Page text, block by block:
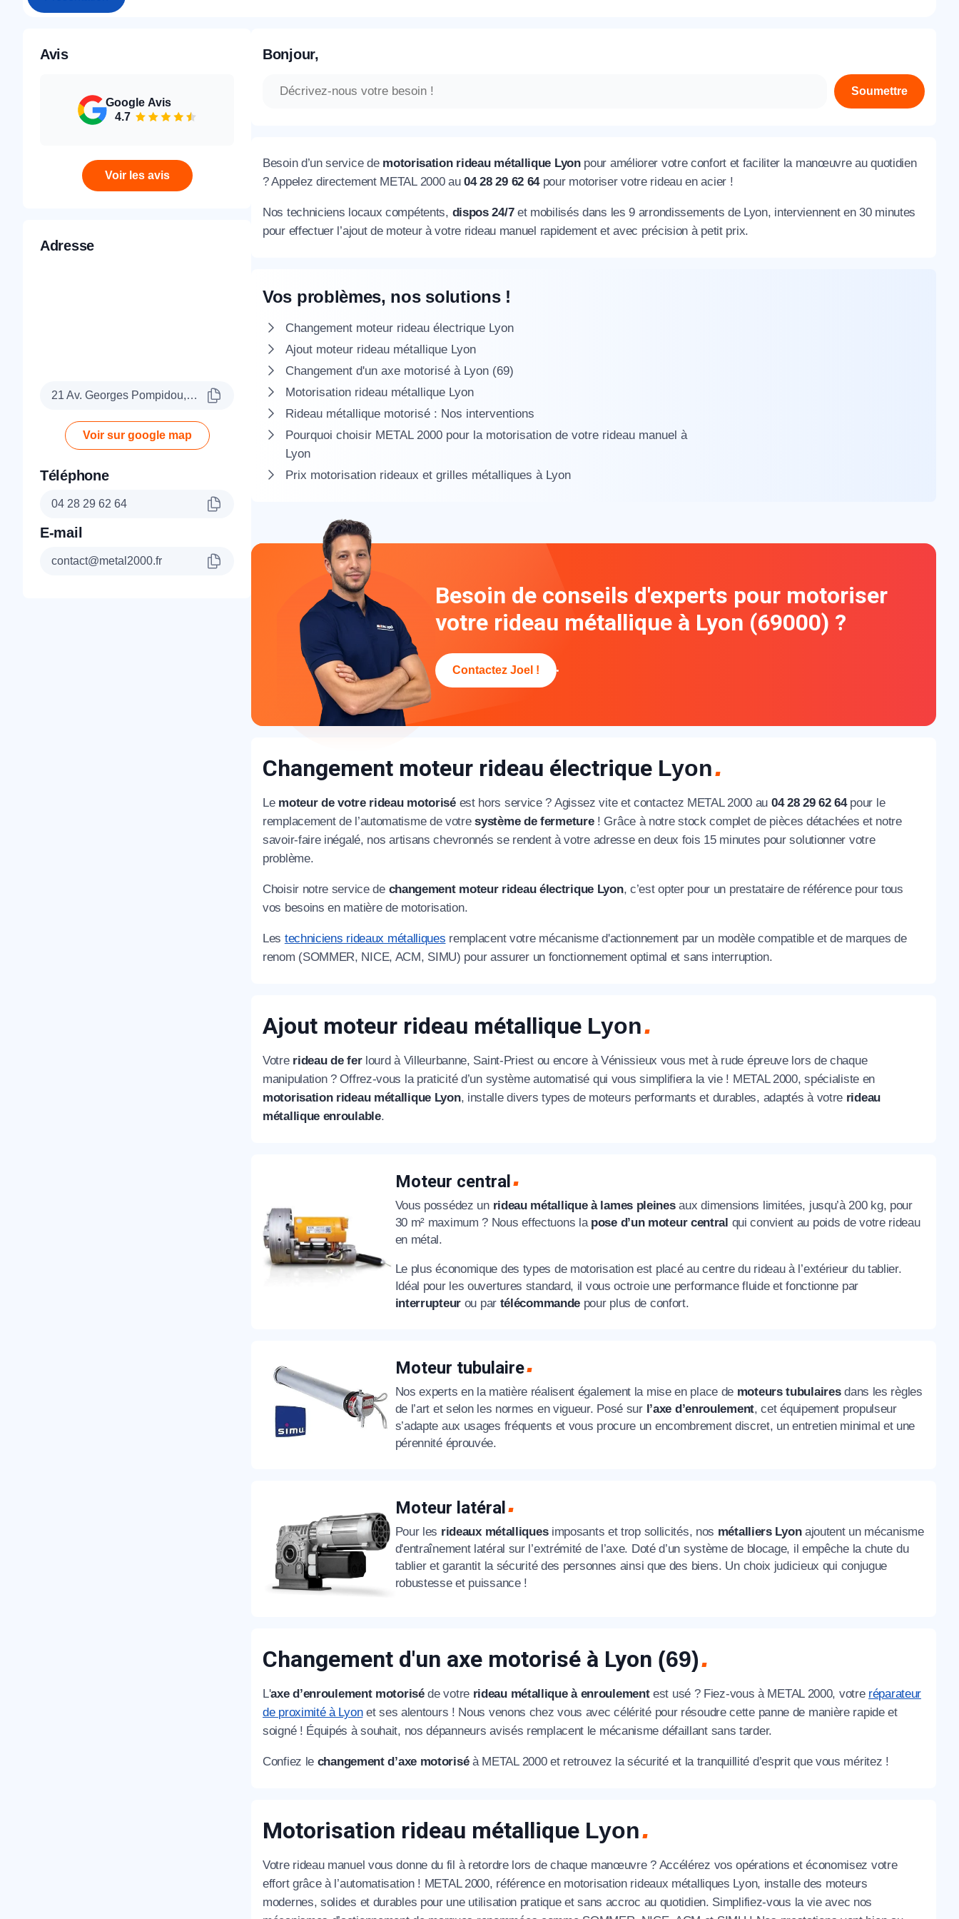
Avis
Google Avis
4.7
Voir les avis
Adresse
21 Av. Georges Pompidou, 69003 Lyon
Voir sur google map
Téléphone
04 28 29 62 64
E-mail
contact@metal2000.fr
Bonjour,
Soumettre
Besoin d’un service de motorisation rideau métallique Lyonpour améliorer votre confort et faciliter la manœuvre au quotidien
? Appelez directement METAL 2000 au04 28 29 62 64pour motoriser votre rideau en acier !
Nos techniciens locaux compétents, dispos 24/7et mobilisés dans les 9 arrondissements de Lyon, interviennent en 30 minutes
pour effectuer l’ajout de moteur à votre rideau manuel rapidement et avec précision à petit prix.
Vos problèmes, nos solutions !
Changement moteur rideau électrique Lyon
Ajout moteur rideau métallique Lyon
Changement d'un axe motorisé à Lyon (69)
Motorisation rideau métallique Lyon
Rideau métallique motorisé : Nos interventions
Pourquoi choisir METAL 2000 pour la motorisation de votre rideau manuel à
Lyon
Prix motorisation rideaux et grilles métalliques à Lyon
Besoin de conseils d'experts pour motoriser
votre rideau métallique à Lyon (69000) ?
Contactez Joel !
Changement moteur rideau électrique Lyon
Le moteur de votre rideau motoriséest hors service ? Agissez vite et contactez METAL 2000 au 04 28 29 62 64pour le
remplacement de l’automatisme de votresystème de fermeture! Grâce à notre stock complet de pièces détachées et notre
savoir-faire inégalé, nos artisans chevronnés se rendent à votre adresse en deux fois 15 minutes pour solutionner votre
problème.
Choisir notre service de changement moteur rideau électrique Lyon, c’est opter pour un prestataire de référence pour tous
vos besoins en matière de motorisation.
Les techniciens rideaux métalliques remplacent votre mécanisme d'actionnement par un modèle compatible et de marques de
renom (SOMMER, NICE, ACM, SIMU) pour assurer un fonctionnement optimal et sans interruption.
Ajout moteur rideau métallique Lyon
Votre rideau de ferlourd à Villeurbanne, Saint-Priest ou encore à Vénissieux vous met à rude épreuve lors de chaque
manipulation ? Offrez-vous la praticité d’un système automatisé qui vous simplifiera la vie ! METAL 2000, spécialiste en
motorisation rideau métallique Lyon, installe divers types de moteurs performants et durables, adaptés à votre rideau
métallique enroulable.
Moteur central
Vous possédez un rideau métallique à lames pleinesaux dimensions limitées, jusqu’à 200 kg, pour
30 m² maximum ? Nous effectuons la pose d’un moteur central qui convient au poids de votre rideau
en métal.
Le plus économique des types de motorisation est placé au centre du rideau à l’extérieur du tablier.
Idéal pour les ouvertures standard, il vous octroie une performance fluide et fonctionne par
interrupteur ou par télécommande pour plus de confort.
Moteur tubulaire
Nos experts en la matière réalisent également la mise en place de moteurs tubulairesdans les règles
de l’art et selon les normes en vigueur. Posé sur l’axe d’enroulement, cet équipement propulseur
s’adapte aux usages fréquents et vous procure un encombrement discret, un entretien minimal et une
pérennité éprouvée.
Moteur latéral
Pour les rideaux métalliquesimposants et trop sollicités, nos métalliers Lyonajoutent un mécanisme
d'entraînement latéral sur l’extrémité de l’axe. Doté d’un système de blocage, il empêche la chute du
tablier et garantit la sécurité des personnes ainsi que des biens. Un choix judicieux qui conjugue
robustesse et puissance !
Changement d'un axe motorisé à Lyon (69)
L'axe d’enroulement motoriséde votre rideau métallique à enroulementest usé ? Fiez-vous à METAL 2000, votre réparateur
de proximité à Lyonet ses alentours ! Nous venons chez vous avec célérité pour résoudre cette panne de manière rapide et
soigné ! Équipés à souhait, nos dépanneurs avisés remplacent le mécanisme défaillant sans tarder.
Confiez le changement d’axe motoriséà METAL 2000 et retrouvez la sécurité et la tranquillité d’esprit que vous méritez !
Motorisation rideau métallique Lyon
Votre rideau manuel vous donne du fil à retordre lors de chaque manœuvre ? Accélérez vos opérations et économisez votre
effort grâce à l’automatisation ! METAL 2000, référence en motorisation rideaux métalliques Lyon, installe des moteurs
modernes, solides et durables pour une utilisation pratique et sans accroc au quotidien. Simplifiez-vous la vie avec nos
Rappel immédiat
Nous vous remercions pour
votre confiance !
+33
Code Postal